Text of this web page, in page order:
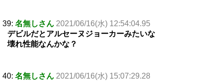
39: 名無しさん 2021/06/16(水) 12:54:04.95
デビルだとアルセーヌジョーカーみたいな
壊れ性能なんかな？
40: 名無しさん 2021/06/16(水) 15:07:29.28